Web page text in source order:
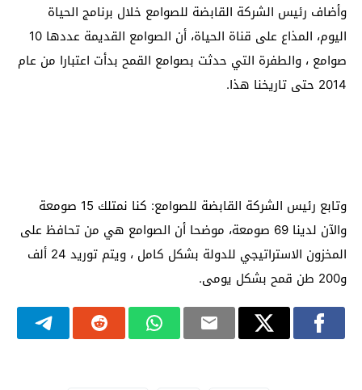
وأضاف رئيس الشركة القابضة للصوامع خلال برنامج الحياة
اليوم، المذاع على قناة الحياة، أن الصوامع القديمة عددها 10
صوامع ، والطفرة التي حدثت بصوامع القمح بدأت اعتبارا من عام
2014 حتى تاريخنا هذا.
وتابع رئيس الشركة القابضة للصوامع: كنا نمتلك 15 صومعة
والآن لدينا 69 صومعة، موضحا أن الصوامع هي من تحافظ على
المخزون الاستراتيجي للدولة بشكل كامل ، ويتم توريد 24 ألف
و200 طن قمح بشكل يومى.